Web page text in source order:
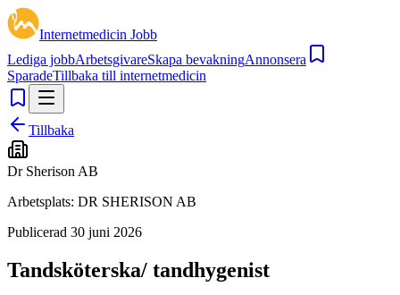
Internetmedicin Jobb
Lediga jobbArbetsgivareSkapa bevakningAnnonsera
SparadeTillbaka till internetmedicin
Tillbaka
Dr Sherison AB
Arbetsplats: DR SHERISON AB
Publicerad 30 juni 2026
Tandsköterska/ tandhygenist